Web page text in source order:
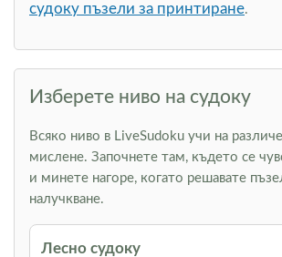
судоку пъзели за принтиране.
Изберете ниво на судоку
Всяко ниво в LiveSudoku учи на
мислене. Започнете там, където се
и минете нагоре, когато решавате
налучкване.
Лесно судоку